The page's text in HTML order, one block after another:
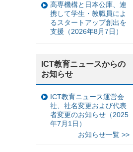
高専機構と日本公庫、連
携して学生・教職員によ
るスタートアップ創出を
支援（2026年8月7日）
ICT教育ニュースからの
お知らせ
ICT教育ニュース運営会
社、社名変更および代表
者変更のお知らせ（2025
年7月1日）
お知らせ一覧 >>